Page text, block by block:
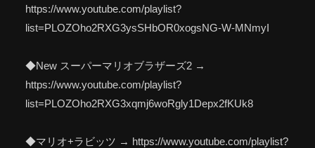
https://www.youtube.com/playlist?
list=PLOZOho2RXG3ysSHbOR0xogsNG-W-MNmyI
◆New スーパーマリオブラザーズ2 →
https://www.youtube.com/playlist?
list=PLOZOho2RXG3xqmj6woRgly1Depx2fKUk8
◆マリオ+ラビッツ → https://www.youtube.com/playlist?